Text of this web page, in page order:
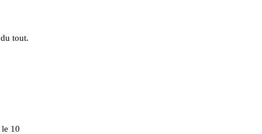
tout.
10